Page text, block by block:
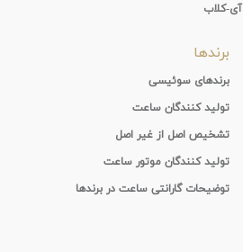
آی-کلاب
برندها
برندهای سوئیسی
تولید کنندگان ساعت
تشخیص اصل از غیر اصل
تولید کنندگان موتور ساعت
توضیحات گارانتی ساعت در برندها